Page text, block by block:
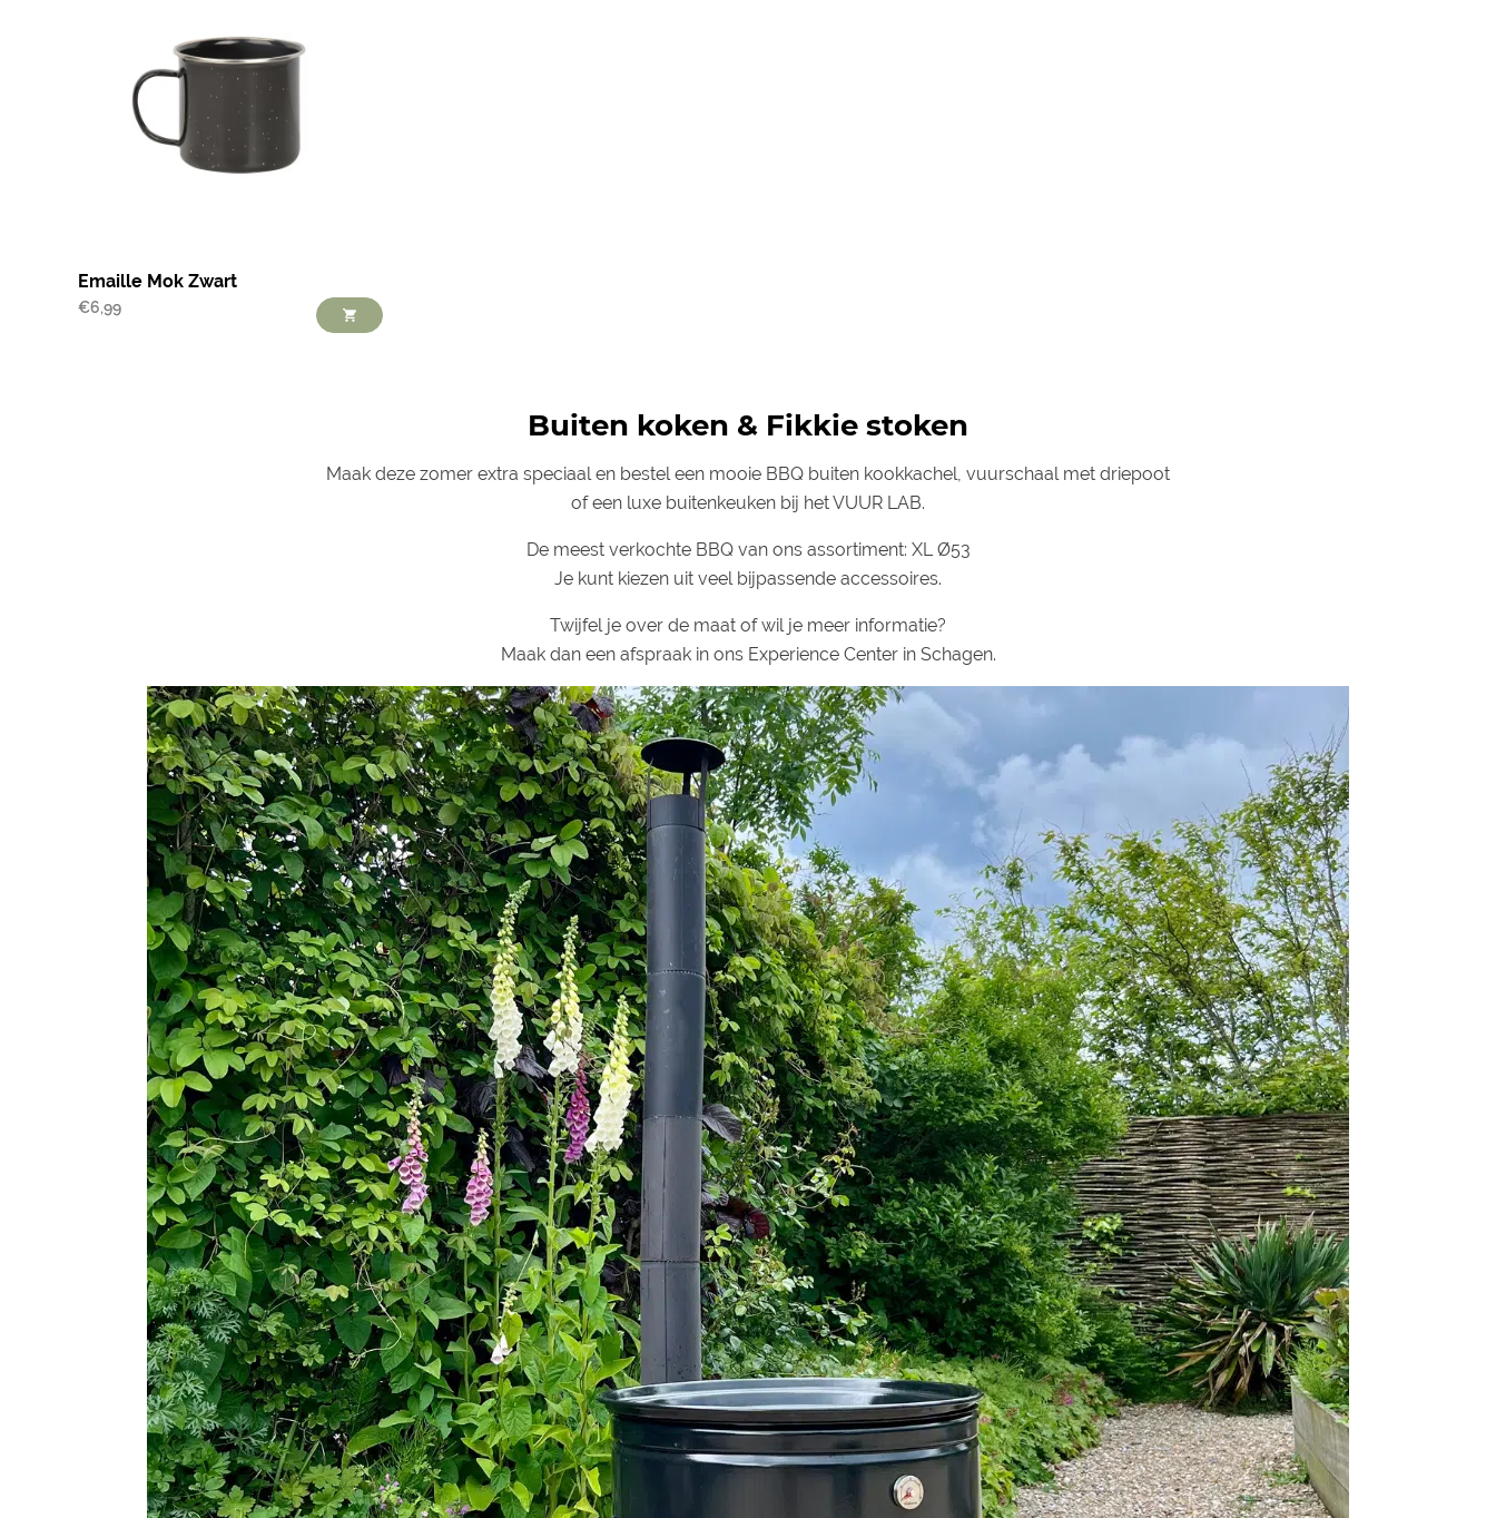
Emaille Mok Zwart
€6,99
Buiten koken & Fikkie stoken
Maak deze zomer extra speciaal en bestel een mooie BBQ buiten kookkachel, vuurschaal met driepoot
of een luxe buitenkeuken bij het VUUR LAB.
De meest verkochte BBQ van ons assortiment: XL Ø53
Je kunt kiezen uit veel bijpassende accessoires.
Twijfel je over de maat of wil je meer informatie?
Maak dan een afspraak in ons Experience Center in Schagen.